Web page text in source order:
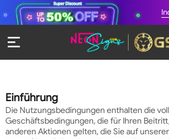
Einführung
Die Nutzungsbedingungen enthalten die
Geschäftsbedingungen, die für Ihren
anderen Aktionen gelten, die Sie auf